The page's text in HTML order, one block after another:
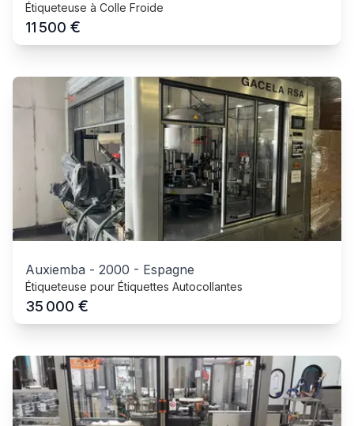
Étiqueteuse à Colle Froide
11 500 €
Auxiemba - 2000 - Espagne
Étiqueteuse pour Étiquettes Autocollantes
35 000 €